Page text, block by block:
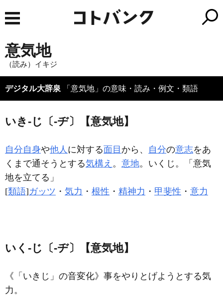
意気地
（読み）イキジ
デジタル大辞泉 「意気地」の意味・読み・例文・類語
いき‐じ〔‐ヂ〕【意気地】
自分自身や他人 に対する面目 から、 自分の意志をあ
くまで通そうとする気構え 。 意地。いくじ。「 意気
地を立てる」
[類語]ガッツ ・ 気力 ・ 根性 ・ 精神力 ・ 甲斐性 ・ 意力
いく‐じ〔‐ヂ〕【意気地】
《「いきじ」の音変化》事をやりとげようとする気
力。